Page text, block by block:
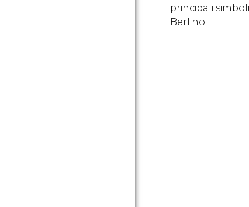
principali
Berlino.